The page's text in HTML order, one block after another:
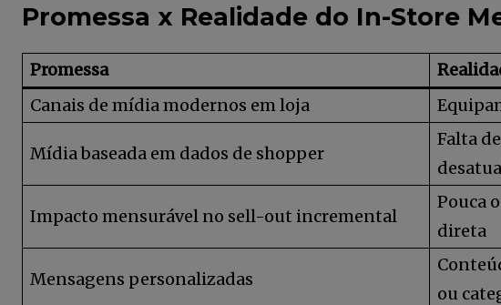
Faça parte da
Comunidade Retail
News assinando
newsletter.
Seja um assinante e desfrute de leitura
acesso a conteúdos exclusivos.
Promessa x Realidade do In-Store
Promessa
Canais de mídia modernos em loja
Mídia baseada em dados de shopper
Falta
Impacto mensurável no sell-out incremental
Pouca
direta
Mensagens personalizadas
ou